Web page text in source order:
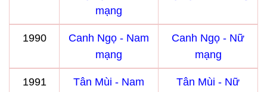
mạng
1990
Canh Ngọ - Nam
mạng
Canh Ngọ - Nữ
mạng
1991
Tân Mùi - Nam
Tân Mùi - Nữ